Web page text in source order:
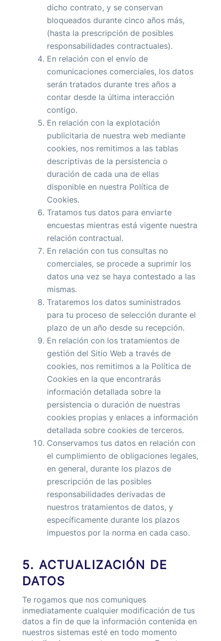
dicho contrato, y se conservan
bloqueados durante cinco años más,
(hasta la prescripción de posibles
responsabilidades contractuales).
En relación con el envío de
comunicaciones comerciales, los datos
serán tratados durante tres años a
contar desde la última interacción
contigo.
En relación con la explotación
publicitaria de nuestra web mediante
cookies, nos remitimos a las tablas
descriptivas de la persistencia o
duración de cada una de ellas
disponible en nuestra Política de
Cookies.
Tratamos tus datos para enviarte
encuestas mientras está vigente nuestra
relación contractual.
En relación con tus consultas no
comerciales, se procede a suprimir los
datos una vez se haya contestado a las
mismas.
Trataremos los datos suministrados
para tu proceso de selección durante el
plazo de un año desde su recepción.
En relación con los tratamientos de
gestión del Sitio Web a través de
cookies, nos remitimos a la Política de
Cookies en la que encontrarás
información detallada sobre la
persistencia o duración de nuestras
cookies propias y enlaces a información
detallada sobre cookies de terceros.
Conservamos tus datos en relación con
el cumplimiento de obligaciones legales,
en general, durante los plazos de
prescripción de las posibles
responsabilidades derivadas de
nuestros tratamientos de datos, y
específicamente durante los plazos
impuestos por la norma en cada caso.
5. ACTUALIZACIÓN DE
DATOS
Te rogamos que nos comuniques
inmediatamente cualquier modificación de tus
datos a fin de que la información contenida en
nuestros sistemas esté en todo momento